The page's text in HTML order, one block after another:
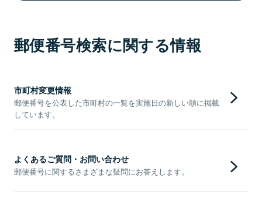
郵便番号検索に関する情報
市町村変更情報
郵便番号を公表した市町村の一覧を実施日の新しい順に掲載
しています。
よくあるご質問・お問い合わせ
郵便番号に関するさまざまな疑問にお答えします。